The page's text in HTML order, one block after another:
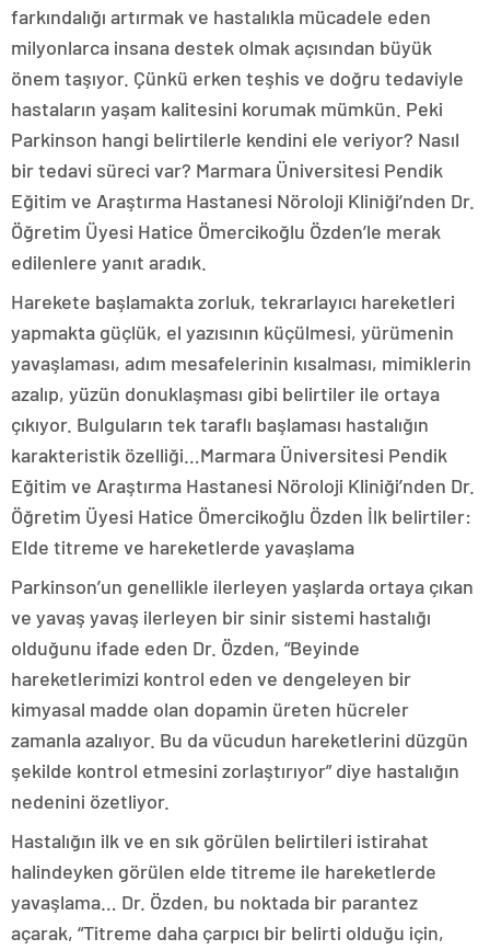
farkındalığı artırmak ve hastalıkla mücadele eden
milyonlarca insana destek olmak açısından büyük
önem taşıyor. Çünkü erken teşhis ve doğru tedaviyle
hastaların yaşam kalitesini korumak mümkün. Peki
Parkinson hangi belirtilerle kendini ele veriyor? Nasıl
bir tedavi süreci var? Marmara Üniversitesi Pendik
Eğitim ve Araştırma Hastanesi Nöroloji Kliniği’nden Dr.
Öğretim Üyesi Hatice Ömercikoğlu Özden’le merak
edilenlere yanıt aradık.
Harekete başlamakta zorluk, tekrarlayıcı hareketleri
yapmakta güçlük, el yazısının küçülmesi, yürümenin
yavaşlaması, adım mesafelerinin kısalması, mimiklerin
azalıp, yüzün donuklaşması gibi belirtiler ile ortaya
çıkıyor. Bulguların tek taraflı başlaması hastalığın
karakteristik özelliği…Marmara Üniversitesi Pendik
Eğitim ve Araştırma Hastanesi Nöroloji Kliniği’nden Dr.
Öğretim Üyesi Hatice Ömercikoğlu Özden İlk belirtiler:
Elde titreme ve hareketlerde yavaşlama
Parkinson’un genellikle ilerleyen yaşlarda ortaya çıkan
ve yavaş yavaş ilerleyen bir sinir sistemi hastalığı
olduğunu ifade eden Dr. Özden, “Beyinde
hareketlerimizi kontrol eden ve dengeleyen bir
kimyasal madde olan dopamin üreten hücreler
zamanla azalıyor. Bu da vücudun hareketlerini düzgün
şekilde kontrol etmesini zorlaştırıyor” diye hastalığın
nedenini özetliyor.
Hastalığın ilk ve en sık görülen belirtileri istirahat
halindeyken görülen elde titreme ile hareketlerde
yavaşlama… Dr. Özden, bu noktada bir parantez
açarak, “Titreme daha çarpıcı bir belirti olduğu için,